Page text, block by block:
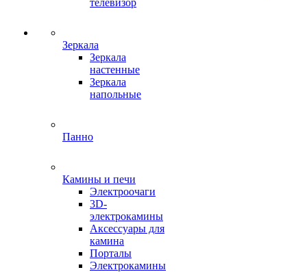
телевизор
Зеркала
Зеркала
настенные
Зеркала
напольные
Панно
Камины и печи
Электроочаги
3D-
электрокамины
Аксессуары для
камина
Порталы
Электрокамины